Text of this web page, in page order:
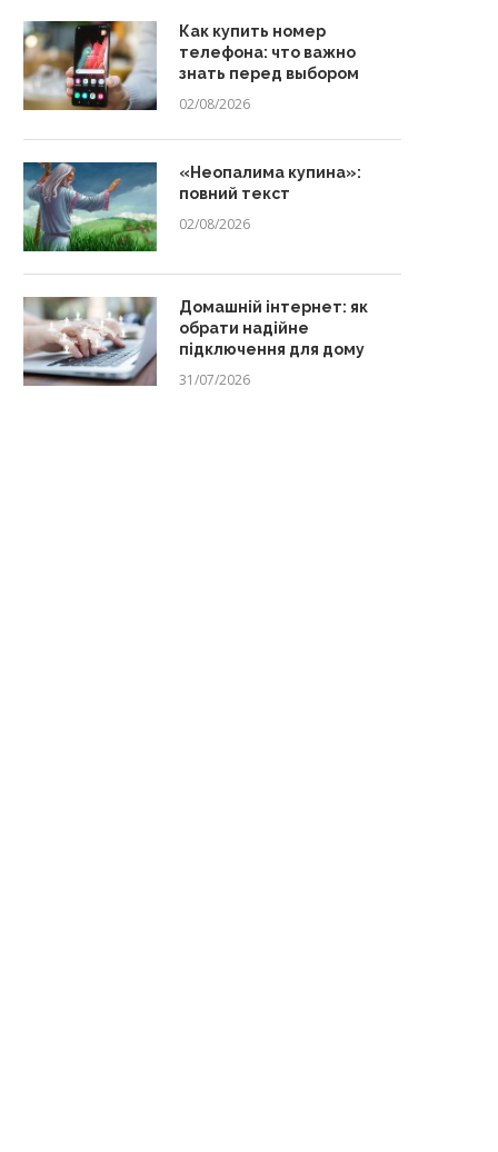
Как купить номер
телефона: что важно
знать перед выбором
02/08/2026
«Неопалима купина»:
повний текст
02/08/2026
Домашній інтернет: як
обрати надійне
підключення для дому
31/07/2026